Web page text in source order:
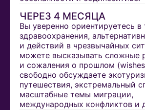
ЧЕРЕЗ 4 МЕСЯЦА
Вы уверенно ориентируетесь в
здравоохранения,
и действий в чрезвычайных
можете высказывать сложные
и сожаления о прошлом
свободно обсуждаете
путешествия, экстремальный
масштабные темы миграции,
международных конфликтов и